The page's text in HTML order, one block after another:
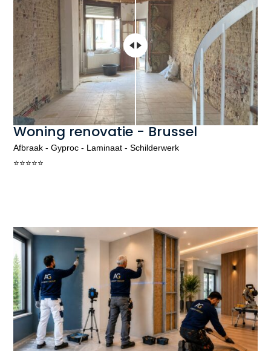
Woning renovatie - Brussel
Afbraak - Gyproc - Laminaat - Schilderwerk
⭐️⭐️⭐️⭐️⭐️